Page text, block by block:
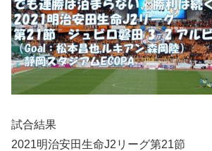
試合結果
2021明治安田生命J2リーグ第21節